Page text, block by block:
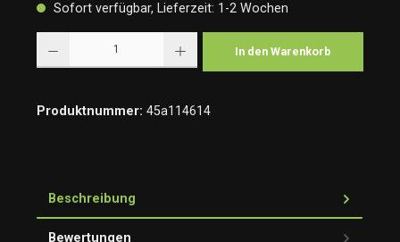
Sofort verfügbar, Lieferzeit: 1-2 Wochen
In den Warenkorb
Produktnummer: 45a114614
Beschreibung
Bewertungen